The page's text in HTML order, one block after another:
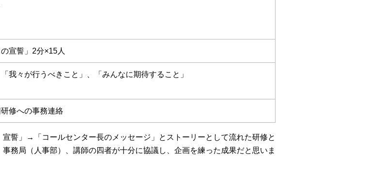
宣誓」2分×15人
我々が行うべきこと」、「みんなに期待すること」
修への事務連絡
誓」→「コールセンター長のメッセージ」とストーリーとして流れた研修と
務局（人事部）、講師の四者が十分に協議し、企画を練った成果だと思いま